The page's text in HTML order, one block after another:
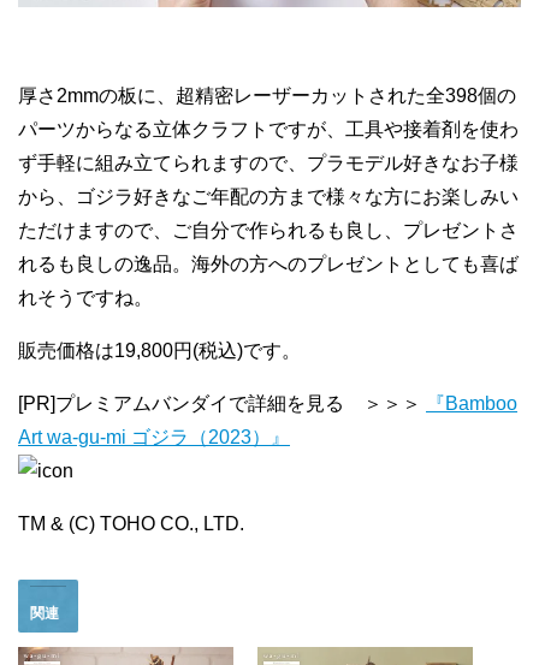
厚さ2mmの板に、超精密レーザーカットされた全398個の
パーツからなる立体クラフトですが、工具や接着剤を使わ
ず手軽に組み立てられますので、プラモデル好きなお子様
から、ゴジラ好きなご年配の方まで様々な方にお楽しみい
ただけますので、ご自分で作られるも良し、プレゼントさ
れるも良しの逸品。海外の方へのプレゼントとしても喜ば
れそうですね。
販売価格は19,800円(税込)です。
[PR]プレミアムバンダイで詳細を見る ＞＞＞
『Bamboo
Art wa-gu-mi ゴジラ（2023）』
TM & (C) TOHO CO., LTD.
関連